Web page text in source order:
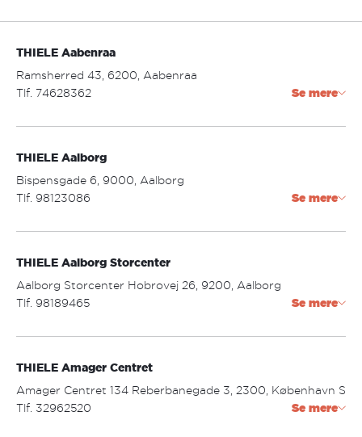
THIELE Aabenraa
Ramsherred 43, 6200, Aabenraa
Tlf. 74628362
Åbningstider:
mandag - fredag: 09.30 - 17.30
lørdag: 10.00 - 13.00
Se mere
THIELE Aalborg
Bispensgade 6, 9000, Aalborg
Tlf. 98123086
Åbningstider:
mandag - torsdag: 09.30 - 17.30
fredag: 09.30 - 18.00
Se mere
THIELE Aalborg Storcenter
Aalborg Storcenter Hobrovej 26, 9200, Aalborg
Tlf. 98189465
Åbningstider:
mandag - fredag: 10.00 - 19.00
lørdag: 10.00 - 16.00
Se mere
THIELE Amager Centret
Amager Centret 134 Reberbanegade 3, 2300, København S
Tlf. 32962520
Se mere